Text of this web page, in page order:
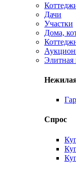
Дачи
Участки
Дома,
Элитная
Спрос